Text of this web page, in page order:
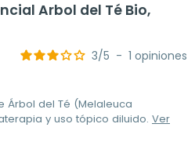
Arbol del Té Bio,
3/5 - 1 opiniones
Árbol del Té (Melaleuca
y uso tópico diluido. Ver